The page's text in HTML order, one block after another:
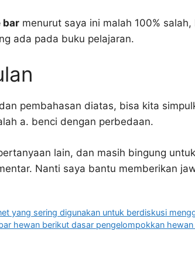
bar menurut saya ini malah 100%
ada pada buku pelajaran.
pembahasan diatas, bisa kita
a. benci dengan perbedaan.
lain, dan masih bingung
Nanti saya bantu memberikan
yang sering digunakan untuk berdiskusi
hewan berikut dasar pengelompokkan